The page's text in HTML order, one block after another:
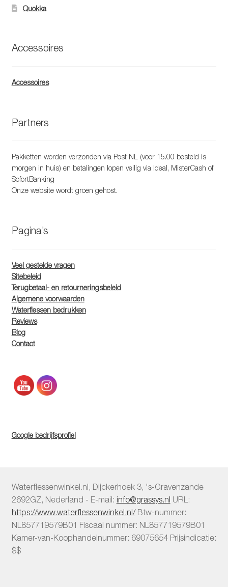
Quokka
Accessoires
Accessoires
Partners
Pakketten worden verzonden via Post NL (voor 15.00 besteld is
morgen in huis) en betalingen lopen veilig via Ideal, MisterCash of
SofortBanking
Onze website wordt groen gehost.
Pagina’s
Veel gestelde vragen
Sitebeleid
Terugbetaal- en retourneringsbeleid
Algemene voorwaarden
Waterflessen bedrukken
Reviews
Blog
Contact
Google bedrijfsprofiel
Waterflessenwinkel.nl, Dijckerhoek 3, 's-Gravenzande
2692GZ, Nederland - E-mail: info@grassys.nl URL:
https://www.waterflessenwinkel.nl/ Btw-nummer:
NL857719579B01 Fiscaal nummer: NL857719579B01
Kamer-van-Koophandelnummer: 69075654 Prijsindicatie:
$$